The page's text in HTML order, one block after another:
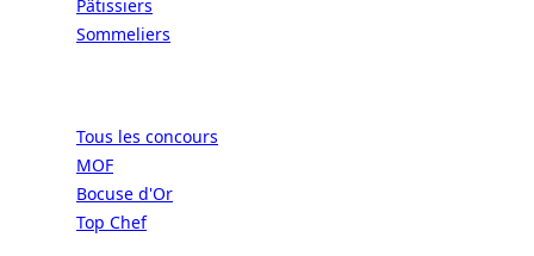
Pâtissiers
Sommeliers
Tous les concours
MOF
Bocuse d'Or
Top Chef